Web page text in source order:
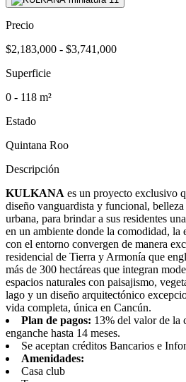
Precio
$2,183,000 - $3,741,000
Superficie
0 - 118 m²
Estado
Quintana Roo
Descripción
KULKANA es un proyecto exclusivo
diseño vanguardista y funcional,
urbana, para brindar a sus residentes
en un ambiente donde la comodidad,
con el entorno convergen de manera
residencial de Tierra y Armonía que
más de 300 hectáreas que integran
espacios naturales con paisajismo,
lago y un diseño arquitectónico
vida completa, única en Cancún.
Plan de pagos: 13% del valor de la
enganche hasta 14 meses.
Se aceptan créditos Bancarios e
Amenidades:
Casa club